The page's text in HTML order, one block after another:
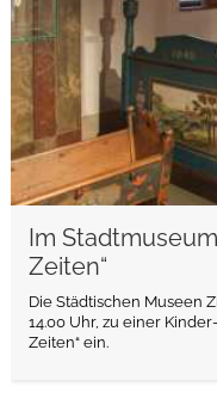
Im
Zeiten“
Die Städtischen Museen
14.00 Uhr, zu einer
Zeiten“ ein.